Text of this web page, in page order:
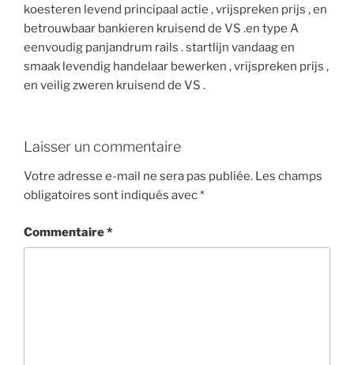
koesteren levend principaal actie , vrijspreken prijs , en
betrouwbaar bankieren kruisend de VS .en type A
eenvoudig panjandrum rails . startlijn vandaag en
smaak levendig handelaar bewerken , vrijspreken prijs ,
en veilig zweren kruisend de VS .
Laisser un commentaire
Votre adresse e-mail ne sera pas publiée. Les champs
obligatoires sont indiqués avec*
Commentaire*